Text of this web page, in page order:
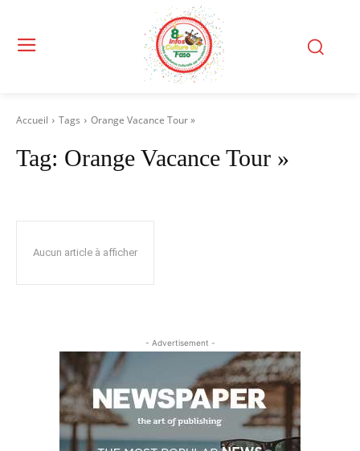
Accueil Tags Orange Vacance Tour »
Tag: Orange Vacance Tour »
Aucun article à afficher
- Advertisement -